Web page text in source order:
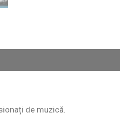
de muzică.